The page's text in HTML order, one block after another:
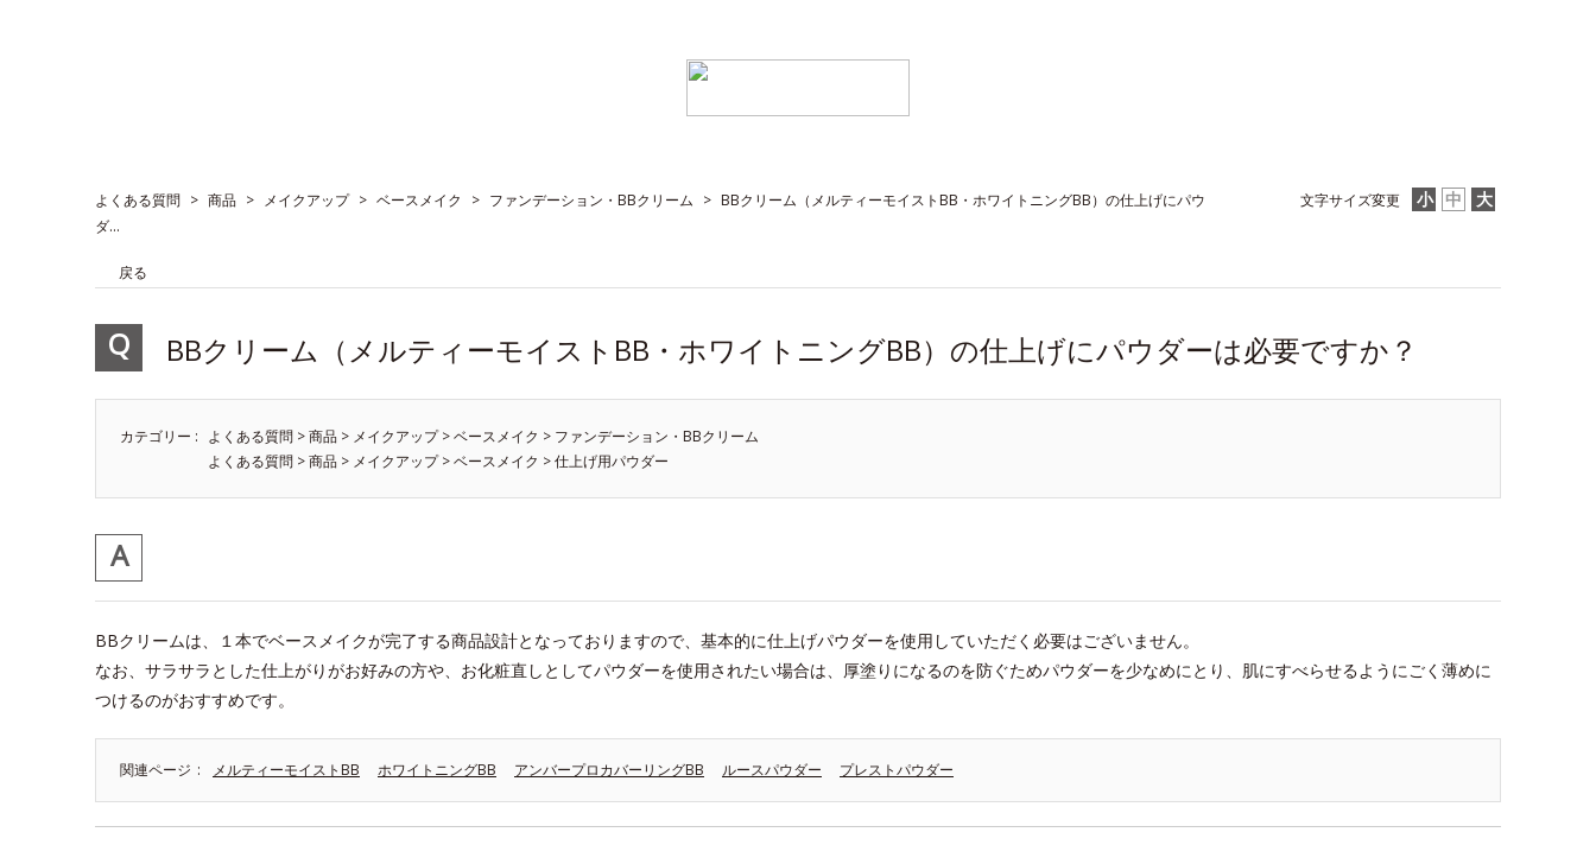
文字サイズ変更
よくある質問 > 商品 > メイクアップ > ベースメイク > ファンデーション・BBクリーム > BBクリーム（メルティーモイストBB・ホワイトニングBB）の仕上げにパウ
ダ...
戻る
BBクリーム（メルティーモイストBB・ホワイトニングBB）の仕上げにパウダーは必要ですか？
カテゴリー : よくある質問 >商品 > メイクアップ>ベースメイク > ファンデーション・BBクリーム
よくある質問 >商品 > メイクアップ>ベースメイク >仕上げ用パウダー
BBクリームは、１本でベースメイクが完了する商品設計となっておりますので、基本的に仕上げパウダーを使用していただく必要はございません。
なお、サラサラとした仕上がりがお好みの方や、お化粧直しとしてパウダーを使用されたい場合は、厚塗りになるのを防ぐためパウダーを少なめにとり、肌にすべらせるようにごく薄めに
つけるのがおすすめです。
関連ページ メルティーモイストBB ホワイトニングBB アンバープロカバーリングBB ルースパウダー プレストパウダー